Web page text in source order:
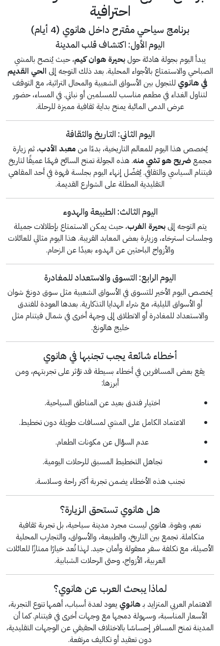
احترافية
برنامج سياحي مقترح داخل هانوي (4 أيام)
اليوم الأول: اكتشاف قلب المدينة
يبدأ اليوم بجولة هادئة حولبحيرة هوان كيم، حيث يُنصح بالمشي
الصباحي والاستمتاع بالأجواء المحلية. بعد ذلك التوجه إلى الحي القديم
في هانوي للتجول بين الأسواق الشعبية والمحال التراثية، مع التوقف
لتناول الغداء في مطعم مناسب للمسلمين أو نباتي. في المساء، حضور
عرض الدمى المائية يمنح بداية ثقافية مميزة للرحلة.
اليوم الثاني: التاريخ والثقافة
يُخصص هذا اليوم للمعالم التاريخية، بدءًا منمعبد الأدب، ثم زيارة
مجمعضريح هو تشي منه. هذه الجولة تمنح السائح فهمًا عميقًا لتاريخ
فيتنام السياسي والثقافي. يُفضّل إنهاء اليوم بجلسة قهوة في أحد المقاهي
التقليدية المطلة على الشوارع القديمة.
اليوم الثالث: الطبيعة والهدوء
يتم التوجه إلىبحيرة الغرب، حيث يمكن الاستمتاع بإطلالات جميلة
وجلسات استرخاء، وزيارة بعض المعابد القريبة. هذا اليوم مثالي للعائلات
والأزواج الباحثين عن الهدوء بعيدًا عن الزحام.
اليوم الرابع: التسوق والاستعداد للمغادرة
يُخصص اليوم الأخير للتسوق في الأسواق الشعبية مثل سوق دونغ شوان
أو الأسواق الليلية، مع شراء الهدايا التذكارية. بعدها العودة للفندق
والاستعداد للمغادرة أو الانطلاق إلى وجهة أخرى في شمال فيتنام مثل
خليج هالونغ.
أخطاء شائعة يجب تجنبها في هانوي
يقع بعض المسافرين في أخطاء بسيطة قد تؤثر على تجربتهم، ومن
أبرزها:
اختيار فندق بعيد عن المناطق السياحية.
الاعتماد الكامل على المشي لمسافات طويلة دون تخطيط.
عدم السؤال عن مكونات الطعام.
تجاهل التخطيط المسبق للرحلات اليومية.
تجنب هذه الأخطاء يضمن تجربة أكثر راحة وسلاسة.
هل هانوي تستحق الزيارة؟
نعم، وبقوة. هانوي ليست مجرد مدينة سياحية، بل تجربة ثقافية
متكاملة. تجمع بين التاريخ، والطبيعة، والأسواق، والتجارب المحلية
الأصيلة، مع تكلفة سفر معقولة وأمان جيد. لهذا تُعد خيارًا ممتازًا للعائلات
العربية، الأزواج، وحتى الرحلات الشبابية.
لماذا يبحث العرب عن هانوي؟
الاهتمام العربي المتزايد بـهانوي يعود لعدة أسباب، أهمها تنوع التجربة،
الأسعار المناسبة، وسهولة دمجها مع وجهات أخرى في فيتنام. كما أن
المدينة تمنح المسافر إحساسًا بالاختلاف الحقيقي عن الوجهات التقليدية،
دون تعقيد أو تكاليف مرتفعة.